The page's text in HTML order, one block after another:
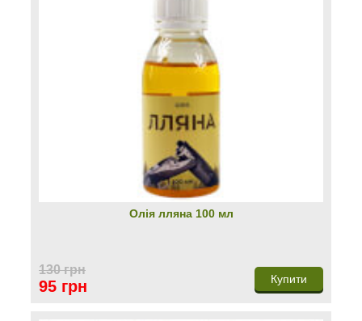
Олія лляна 100 мл
130 грн
95 грн Купити